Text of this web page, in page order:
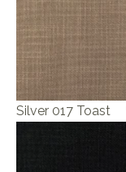
Silver 017 Toast